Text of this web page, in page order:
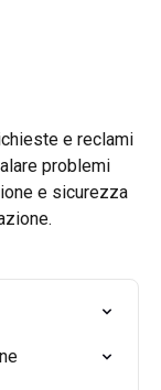
e reclami
problemi
e sicurezza